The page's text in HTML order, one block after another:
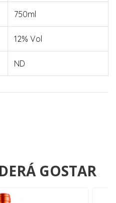
750ml
12% Vol
ND
GOSTAR